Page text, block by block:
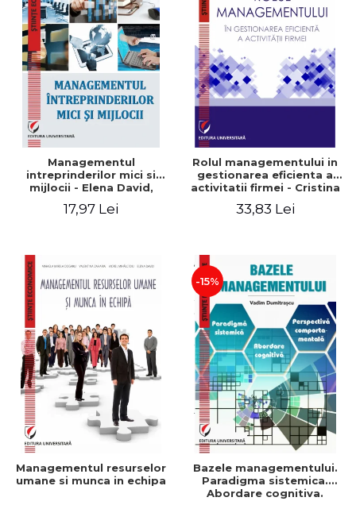
Managementul
intreprinderilor mici si
mijlocii - Elena David,
Roxana Carmen Ionescu,
17,97 Lei
Rolul managementului in
gestionarea eficienta a
activitatii firmei - Cristina
Gabriel Nastase, Mihaela-
33,83 Lei
Managementul resurselor
umane si munca in echipa
-15%
Bazele managementului.
Paradigma sistemica.
Abordare cognitiva.